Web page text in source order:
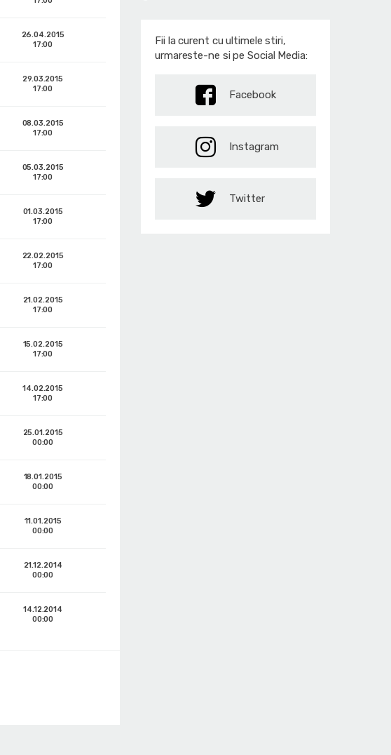
26.04.2015
17:00
29.03.2015
17:00
08.03.2015
17:00
05.03.2015
17:00
01.03.2015
17:00
22.02.2015
17:00
21.02.2015
17:00
15.02.2015
17:00
14.02.2015
17:00
25.01.2015
00:00
18.01.2015
00:00
11.01.2015
00:00
21.12.2014
00:00
14.12.2014
00:00
Fii la curent cu ultimele stiri,
urmareste-ne si pe Social Media:
Facebook
Instagram
Twitter